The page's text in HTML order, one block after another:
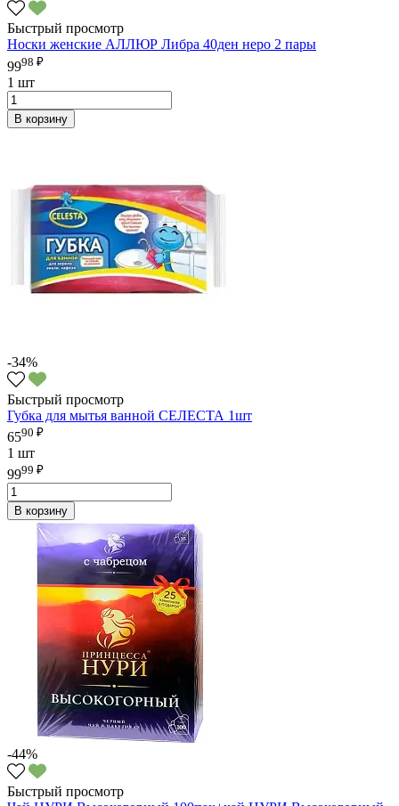
Быстрый просмотр
Носки женские АЛЛЮР Либра 40ден неро 2 пары
9998 ₽
1 шт
В корзину
-34%
Быстрый просмотр
Губка для мытья ванной СЕЛЕСТА 1шт
6590 ₽
1 шт
9999 ₽
В корзину
-44%
Быстрый просмотр